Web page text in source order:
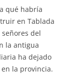
qué habría
en Tablada
del
la antigua
ha dejado
la provincia.